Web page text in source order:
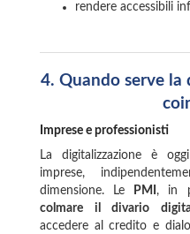
rendere accessibili
4. Quando serve la
Imprese e professionisti
La digitalizzazione è
imprese,
dimensione. Le
PMI , in
colmare il divario
accedere al credito e